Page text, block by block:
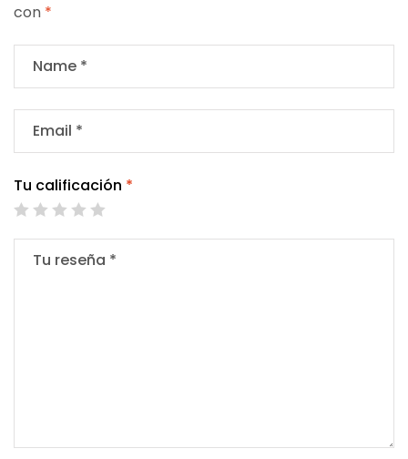
con *
Tu calificación *